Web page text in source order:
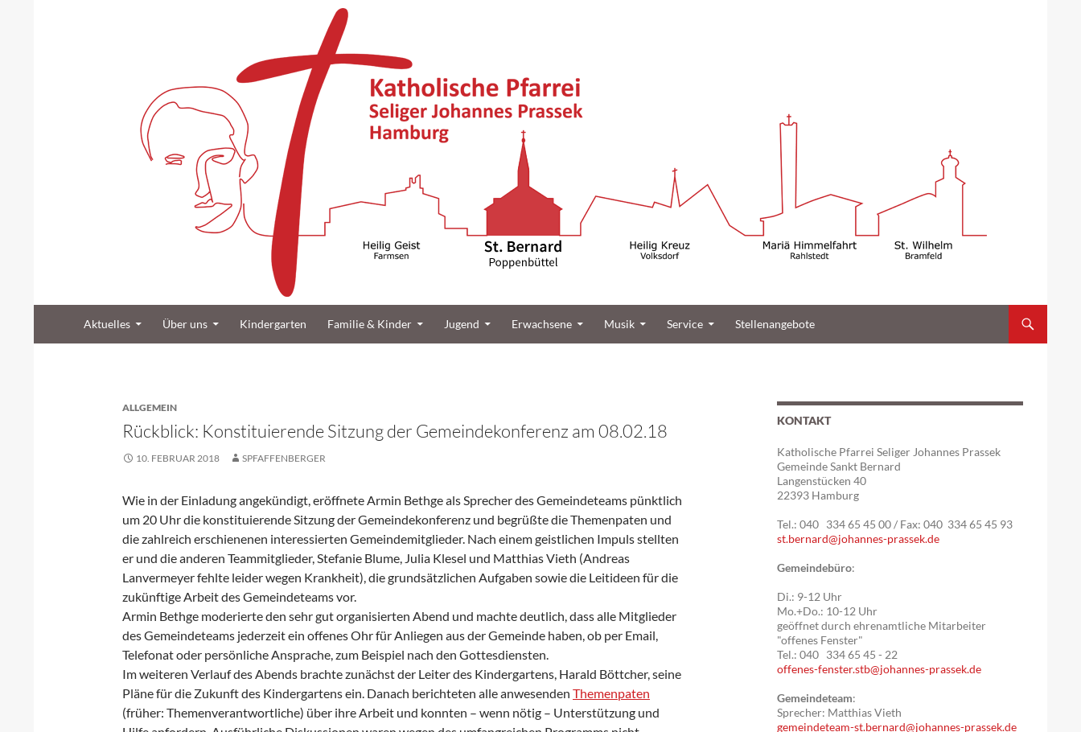
Katholische Gemeinde Sankt Bernard Poppenbüttel
Aktuelles Über uns Kindergarten Familie & Kinder Jugend Erwachsene Musik Service Stellenangebote
ALLGEMEIN
Rückblick: Konstituierende Sitzung der Gemeindekonferenz am 08.02.18
10. FEBRUAR 2018 SPFAFFENBERGER
Wie in der Einladung angekündigt, eröffnete Armin Bethge als Sprecher des Gemeindeteams pünktlich
um 20 Uhr die konstituierende Sitzung der Gemeindekonferenz und begrüßte die Themenpaten und
die zahlreich erschienenen interessierten Gemeindemitglieder. Nach einem geistlichen Impuls stellten
er und die anderen Teammitglieder, Stefanie Blume, Julia Klesel und Matthias Vieth (Andreas
Lanvermeyer fehlte leider wegen Krankheit), die grundsätzlichen Aufgaben sowie die Leitideen für die
zukünftige Arbeit des Gemeindeteams vor.
Armin Bethge moderierte den sehr gut organisierten Abend und machte deutlich, dass alle Mitglieder
des Gemeindeteams jederzeit ein offenes Ohr für Anliegen aus der Gemeinde haben, ob per Email,
Telefonat oder persönliche Ansprache, zum Beispiel nach den Gottesdiensten.
Im weiteren Verlauf des Abends brachte zunächst der Leiter des Kindergartens, Harald Böttcher, seine
Pläne für die Zukunft des Kindergartens ein. Danach berichteten alle anwesenden Themenpaten
(früher: Themenverantwortliche) über ihre Arbeit und konnten – wenn nötig – Unterstützung und
KONTAKT
Katholische Pfarrei Seliger Johannes Prassek
Gemeinde Sankt Bernard
Langenstücken 40
22393 Hamburg
Tel.: 040 334 65 45 00 / Fax: 040 334 65 45 93
st.bernard@johannes-prassek.de
Gemeindebüro:
Di.: 9-12 Uhr
Mo.+Do.: 10-12 Uhr
geöffnet durch ehrenamtliche Mitarbeiter
"offenes Fenster"
Tel.: 040 334 65 45 - 22
offenes-fenster.stb@johannes-prassek.de
Gemeindeteam:
Sprecher: Matthias Vieth
gemeindeteam-st.bernard@johannes-prassek.de